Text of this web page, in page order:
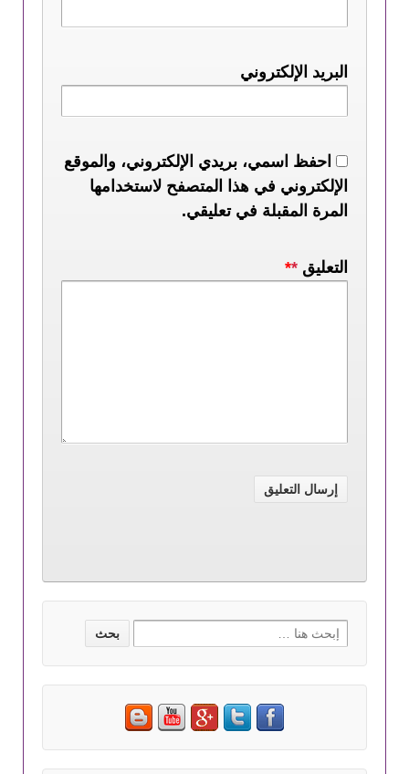
البريد الإلكتروني
احفظ اسمي، بريدي الإلكتروني، والموقع
الإلكتروني في هذا المتصفح لاستخدامها
المرة المقبلة في تعليقي.
التعليق *
*
Search for: